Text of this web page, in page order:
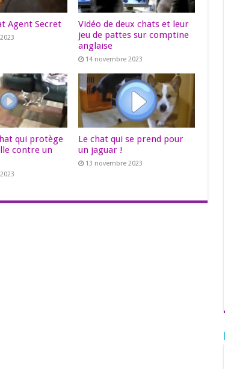
Agent Secret
Vidéo de deux chats et leur
jeu de pattes sur comptine
anglaise
14 novembre 2023
qui protège
contre un
Le chat qui se prend pour
un jaguar !
13 novembre 2023